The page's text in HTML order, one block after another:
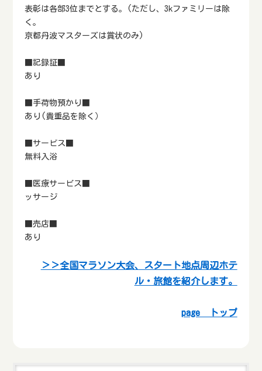
表彰は各部3位までとする。(ただし、3kファミリーは除
く。
京都丹波マスターズは賞状のみ)
■記録証■
あり
■手荷物預かり■
あり(貴重品を除く）
■サービス■
無料入浴
■医療サービス■
ッサージ
■売店■
あり
＞＞全国マラソン大会、スタート地点周辺ホテ
ル・旅館を紹介します。
page トップ